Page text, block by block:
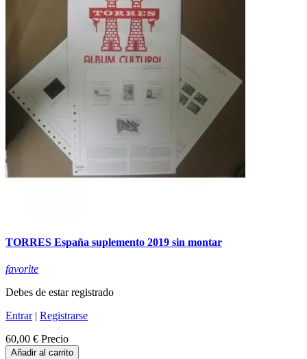
TORRES España suplemento 2019 sin montar
favorite
Debes de estar registrado
Entrar| Registrarse
60,00 € Precio
Añadir al carrito